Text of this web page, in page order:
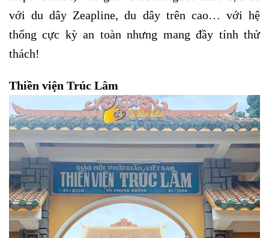
với du dây Zeapline, du dây trên cao… với hệ
thống cực kỳ an toàn nhưng mang đầy tính thử
thách!
Thiền viện Trúc Lâm